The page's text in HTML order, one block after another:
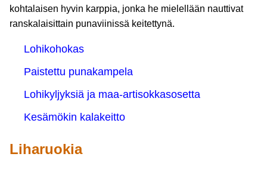
kohtalaisen hyvin karppia, jonka he mielellään nauttivat
ranskalaisittain punaviinissä keitettynä.
Lohikohokas
Paistettu punakampela
Lohikyljyksiä ja maa-artisokkasosetta
Kesämökin kalakeitto
Liharuokia